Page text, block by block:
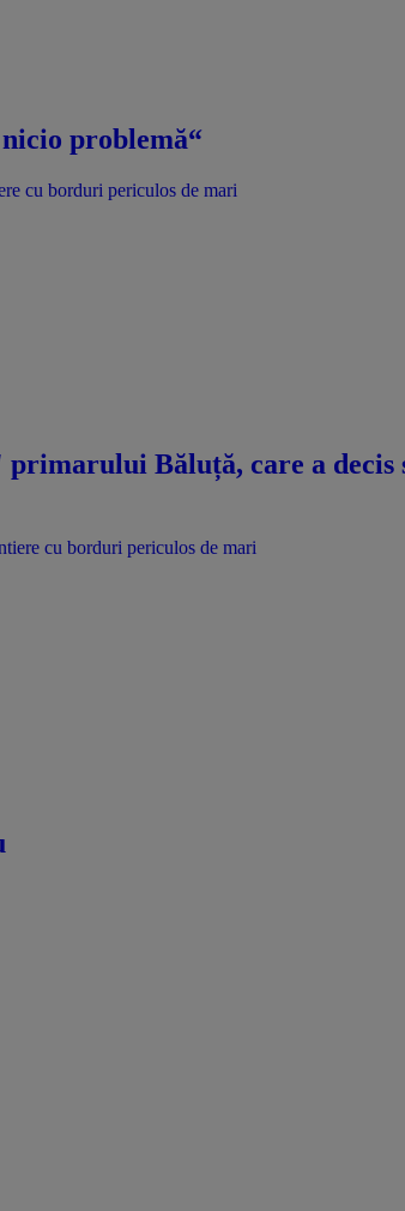
problemă“
cu borduri periculos de mari
Băluță, care a decis